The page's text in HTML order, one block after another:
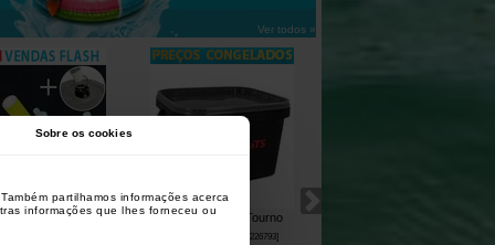
Sobre os cookies
partilhamos informações acerca
informações que lhes forneceu ou
Ver todos »
Telescopic
Balde Starbaits Tourno
226793]